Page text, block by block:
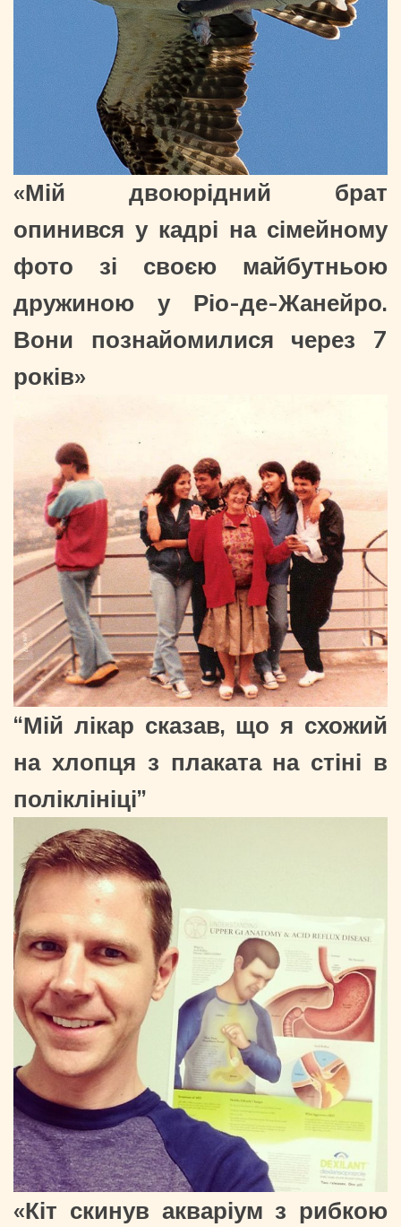
«Мій двоюрідний брат
опинився у кадрі на сімейному
фото зі своєю майбутньою
дружиною у Ріо-де-Жанейро.
Вони познайомилися через 7
років»
“Мій лікар сказав, що я схожий
на хлопця з плаката на стіні в
поліклініці”
«Кіт скинув акваріум з рибкою